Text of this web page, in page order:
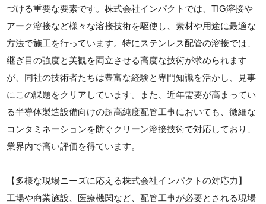
づける重要な要素です。株式会社インパクトでは、TIG溶接や
アーク溶接など様々な溶接技術を駆使し、素材や用途に最適な
方法で施工を行っています。特にステンレス配管の溶接では、
継ぎ目の強度と美観を両立させる高度な技術が求められます
が、同社の技術者たちは豊富な経験と専門知識を活かし、見事
にこの課題をクリアしています。また、近年需要が高まってい
る半導体製造設備向けの超高純度配管工事においても、微細な
コンタミネーションを防ぐクリーン溶接技術で対応しており、
業界内で高い評価を得ています。
【多様な現場ニーズに応える株式会社インパクトの対応力】
工場や商業施設、医療機関など、配管工事が必要とされる現場